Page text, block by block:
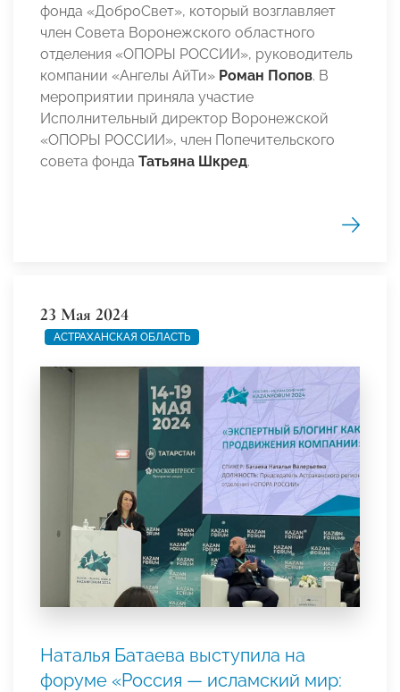
фонда «ДоброСвет», который возглавляет
член Совета Воронежского областного
отделения «ОПОРЫ РОССИИ», руководитель
компании «Ангелы АйТи» Роман Попов. В
мероприятии приняла участие
Исполнительный директор Воронежской
«ОПОРЫ РОССИИ», член Попечительского
совета фонда Татьяна Шкред.
23 Мая 2024
АСТРАХАНСКАЯ ОБЛАСТЬ
Наталья Батаева выступила на
форуме «Россия — исламский мир: